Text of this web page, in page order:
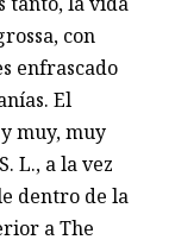
con
enfrascado
El
muy, muy
L., a la vez
dentro de la
a The